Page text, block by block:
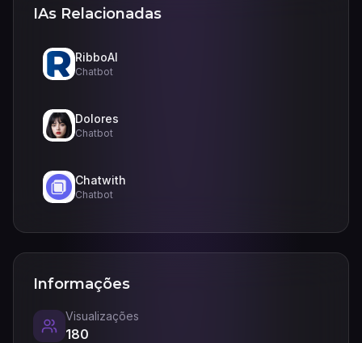
IAs Relacionadas
RibboAI
Chatbot
Dolores
Chatbot
Chatwith
Chatbot
Informações
Visualizações
180